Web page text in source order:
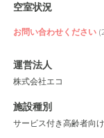
空室状況
お問い合わせください
運営法人
株式会社エコ
施設種別
サービス付き高齢者向